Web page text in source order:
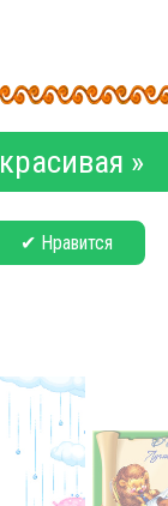
»
✔ Нравится